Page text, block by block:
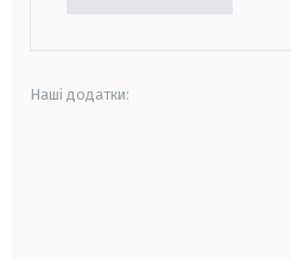
Наші додатки: